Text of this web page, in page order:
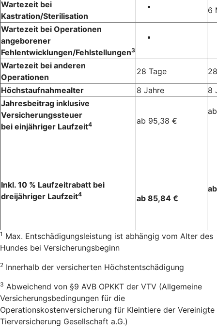
Wartezeit bei
Kastration/Sterilisation
6
Wartezeit bei Operationen
angeborener
Fehlentwicklungen/Fehlstellungen3
Wartezeit bei anderen
Operationen
28 Tage
Höchstaufnahmealter
8 Jahre
8
Jahresbeitrag inklusive
Versicherungssteuer
bei einjähriger Laufzeit4
Inkl. 10 % Laufzeitrabatt bei
dreijähriger Laufzeit4
ab 95,38 €
ab 85,84 €
1 Max. Entschädigungsleistung ist abhängig vom Alter des
Hundes bei Versicherungsbeginn
2 Innerhalb der versicherten Höchstentschädigung
3 Abweichend von §9 AVB OPKKT der VTV (Allgemeine
Versicherungsbedingungen für die
Operationskostenversicherung für Kleintiere der Vereinigte
Tierversicherung Gesellschaft a.G.)